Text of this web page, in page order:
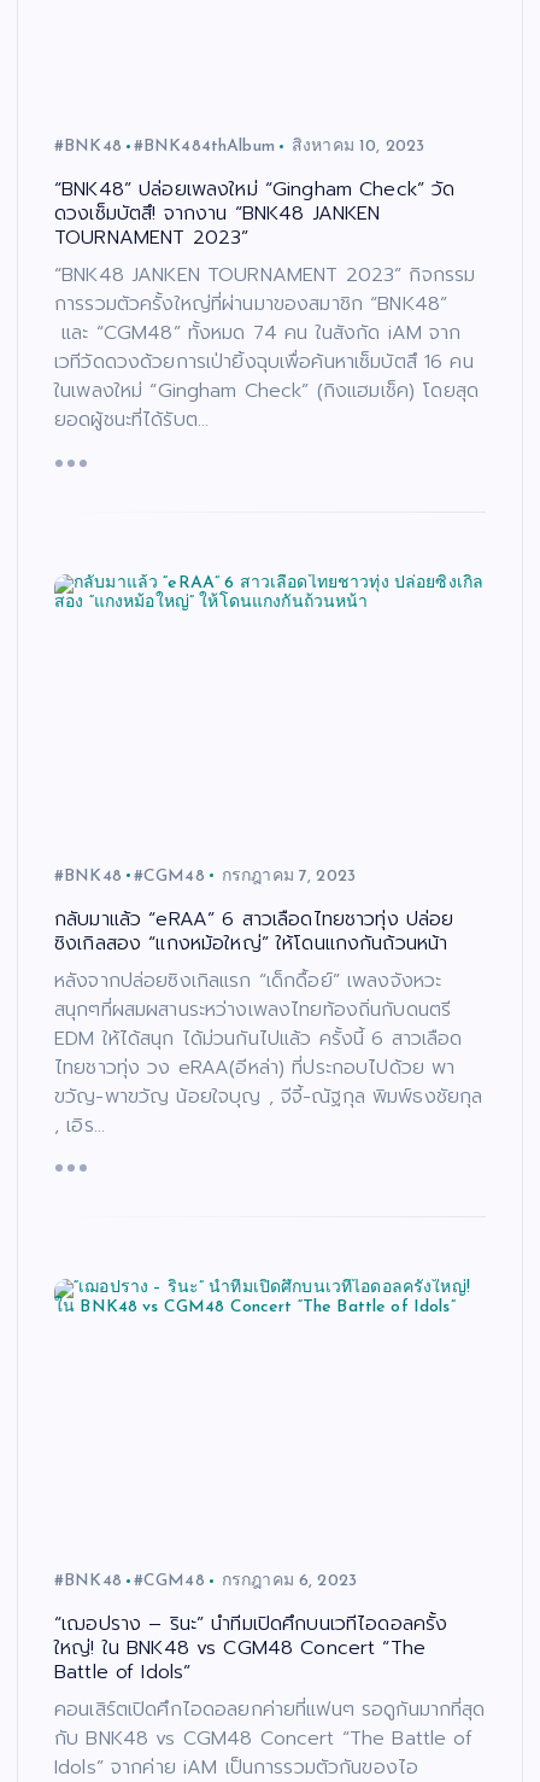
#BNK48 #BNK484thAlbum สิงหาคม 10, 2023
“BNK48” ปล่อยเพลงใหม่ “Gingham Check” วัด
ดวงเซ็มบัตสึ! จากงาน “BNK48 JANKEN
TOURNAMENT 2023”
“BNK48 JANKEN TOURNAMENT 2023” กิจกรรม
การรวมตัวครั้งใหญ่ที่ผ่านมาของสมาชิก “BNK48”
และ “CGM48” ทั้งหมด 74 คน ในสังกัด iAM จาก
เวทีวัดดวงด้วยการเป่ายิ้งฉุบเพื่อค้นหาเซ็มบัตสึ 16 คน
ในเพลงใหม่ “Gingham Check” (กิงแฮมเช็ค) โดยสุด
ยอดผู้ชนะที่ได้รับต…
#BNK48 #CGM48 กรกฎาคม 7, 2023
กลับมาแล้ว “eRAA” 6 สาวเลือดไทยชาวทุ่ง ปล่อย
ซิงเกิลสอง “แกงหม้อใหญ่” ให้โดนแกงกันถ้วนหน้า
หลังจากปล่อยซิงเกิลแรก “เด็กดื้อย์” เพลงจังหวะ
สนุกๆที่ผสมผสานระหว่างเพลงไทยท้องถิ่นกับดนตรี
EDM ให้ได้สนุก ได้ม่วนกันไปแล้ว ครั้งนี้ 6 สาวเลือด
ไทยชาวทุ่ง วง eRAA(อีหล่า) ที่ประกอบไปด้วย พา
ขวัญ-พาขวัญ น้อยใจบุญ , จีจี้-ณัฐกุล พิมพ์ธงชัยกุล
, เอิร…
#BNK48 #CGM48 กรกฎาคม 6, 2023
“เฌอปราง – รินะ” นำทีมเปิดศึกบนเวทีไอดอลครั้ง
ใหญ่! ใน BNK48 vs CGM48 Concert “The
Battle of Idols”
คอนเสิร์ตเปิดศึกไอดอลยกค่ายที่แฟนๆ รอดูกันมากที่สุด
กับ BNK48 vs CGM48 Concert “The Battle of
Idols” จากค่าย iAM เป็นการรวมตัวกันของไอ